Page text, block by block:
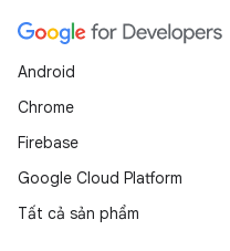
Android
Chrome
Firebase
Google Cloud Platform
Tất cả sản phẩm